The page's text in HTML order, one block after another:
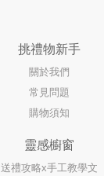
挑禮物新手
關於我們
常見問題
購物須知
靈感櫥窗
送禮攻略x手工教學文